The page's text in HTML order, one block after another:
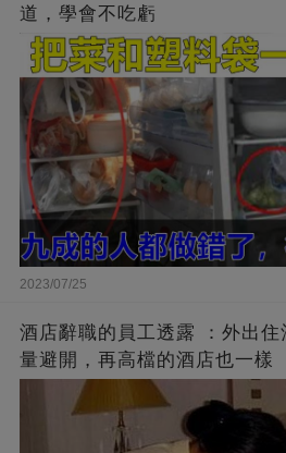
道，學會不吃虧
2023/07/25
酒店辭職的員工透露 ：外出
量避開，再高檔的酒店也一樣